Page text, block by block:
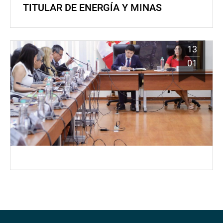
TITULAR DE ENERGÍA Y MINAS
13
01